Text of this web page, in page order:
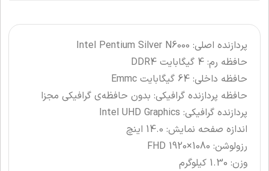
پردازنده اصلی: Intel Pentium Silver N6000
حافظه رم: 4 گیگابایت DDR4
حافظه داخلی: 64 گیگابایت Emmc
حافظه پردازنده گرافیکی: بدون حافظه‌ی گرافیکی مجزا
پردازنده گرافیکی: Intel UHD Graphics
اندازه صفحه نمایش: 14.0 اینچ
رزولوشن: FHD 1920×1080
وزن: 1.30 کیلوگرم